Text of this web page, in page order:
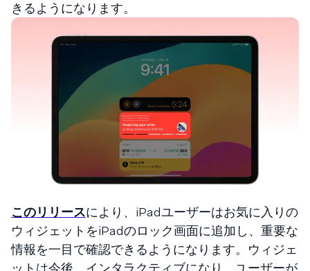
きるようになります。
このリリースにより、iPadユーザーはお気に入りの
ウィジェットをiPadのロック画面に追加し、重要な
情報を一目で確認できるようになります。ウィジェ